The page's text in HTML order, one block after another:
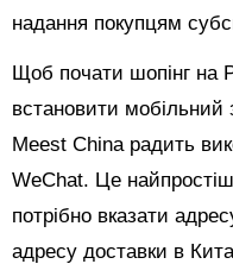
надання покупцям
Щоб почати шопінг на
встановити мобільний
Meest China радить
WeChat. Це
потрібно вказати
адресу доставки в